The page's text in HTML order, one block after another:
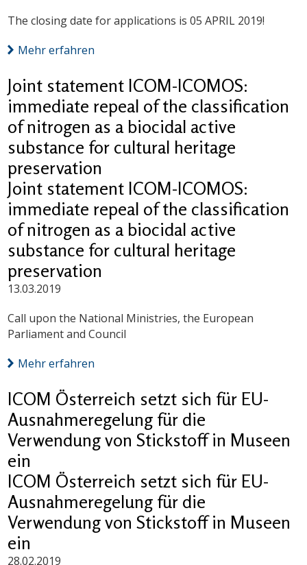
The closing date for applications is 05 APRIL 2019!
Mehr erfahren
Joint statement ICOM-ICOMOS:
immediate repeal of the classification
of nitrogen as a biocidal active
substance for cultural heritage
preservation
Joint statement ICOM-ICOMOS:
immediate repeal of the classification
of nitrogen as a biocidal active
substance for cultural heritage
preservation
13.03.2019
Call upon the National Ministries, the European
Parliament and Council
Mehr erfahren
ICOM Österreich setzt sich für EU-
Ausnahmeregelung für die
Verwendung von Stickstoff in Museen
ein
ICOM Österreich setzt sich für EU-
Ausnahmeregelung für die
Verwendung von Stickstoff in Museen
ein
28.02.2019